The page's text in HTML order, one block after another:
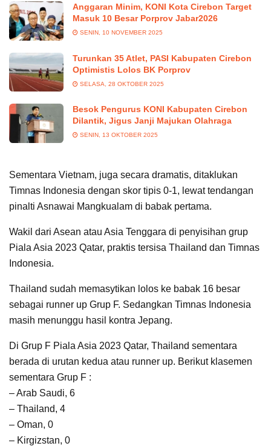
Anggaran Minim, KONI Kota Cirebon Target
Masuk 10 Besar Porprov Jabar2026
SENIN, 10 NOVEMBER 2025
Turunkan 35 Atlet, PASI Kabupaten Cirebon
Optimistis Lolos BK Porprov
SELASA, 28 OKTOBER 2025
Besok Pengurus KONI Kabupaten Cirebon
Dilantik, Jigus Janji Majukan Olahraga
SENIN, 13 OKTOBER 2025
Sementara Vietnam, juga secara dramatis, ditaklukan
Timnas Indonesia dengan skor tipis 0-1, lewat tendangan
pinalti Asnawai Mangkualam di babak pertama.
Wakil dari Asean atau Asia Tenggara di penyisihan grup
Piala Asia 2023 Qatar, praktis tersisa Thailand dan Timnas
Indonesia.
Thailand sudah memasytikan lolos ke babak 16 besar
sebagai runner up Grup F. Sedangkan Timnas Indonesia
masih menunggu hasil kontra Jepang.
Di Grup F Piala Asia 2023 Qatar, Thailand sementara
berada di urutan kedua atau runner up. Berikut klasemen
sementara Grup F :
– Arab Saudi, 6
– Thailand, 4
– Oman, 0
– Kirgizstan, 0